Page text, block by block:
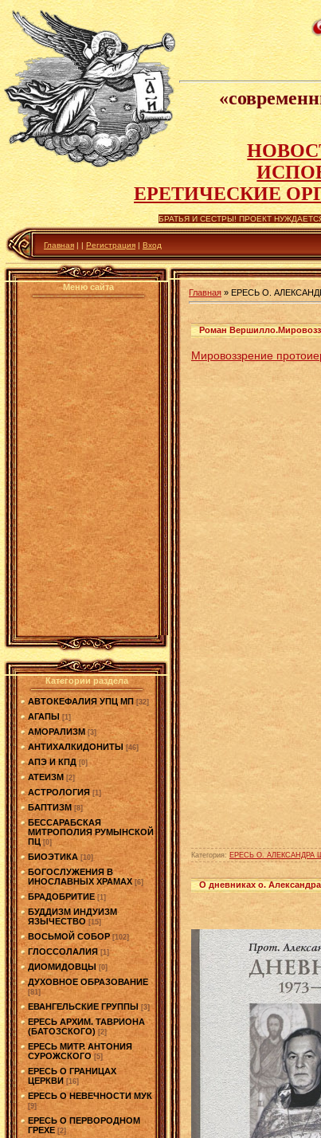
ЕРЕТИЧЕСКИЕ
БРАТЬЯ И СЕСТРЫ! ПРОЕКТ
Главная | | Регистрация | Вход
Меню сайта
Категории раздела
АВТОКЕФАЛИЯ УПЦ МП [32]
АГАПЫ [1]
АМОРАЛИЗМ [3]
АНТИХАЛКИДОНИТЫ [46]
АПЭ И КПД [0]
АТЕИЗМ [2]
АСТРОЛОГИЯ [1]
БАПТИЗМ [8]
БЕССАРАБСКАЯ
МИТРОПОЛИЯ РУМЫНСКОЙ
ПЦ [0]
БИОЭТИКА [10]
БОГОСЛУЖЕНИЯ В
ИНОСЛАВНЫХ ХРАМАХ [6]
БРАДОБРИТИЕ [1]
БУДДИЗМ ИНДУИЗМ
ЯЗЫЧЕСТВО [15]
ВОСЬМОЙ СОБОР [102]
ГЛОССОЛАЛИЯ [1]
ДИОМИДОВЦЫ [0]
ДУХОВНОЕ ОБРАЗОВАНИЕ
[81]
ЕВАНГЕЛЬСКИЕ ГРУППЫ [3]
ЕРЕСЬ АРХИМ. ТАВРИОНА
(БАТОЗСКОГО) [2]
ЕРЕСЬ МИТР. АНТОНИЯ
СУРОЖСКОГО [5]
ЕРЕСЬ О ГРАНИЦАХ
ЦЕРКВИ [16]
ЕРЕСЬ О НЕВЕЧНОСТИ МУК
[9]
ЕРЕСЬ О ПЕРВОРОДНОМ
ГРЕХЕ [2]
Главная » ЕРЕСЬ О.
Роман
Мировоззрение
Категория: ЕРЕСЬ О. АЛЕКСАНДРА
О дневниках о.